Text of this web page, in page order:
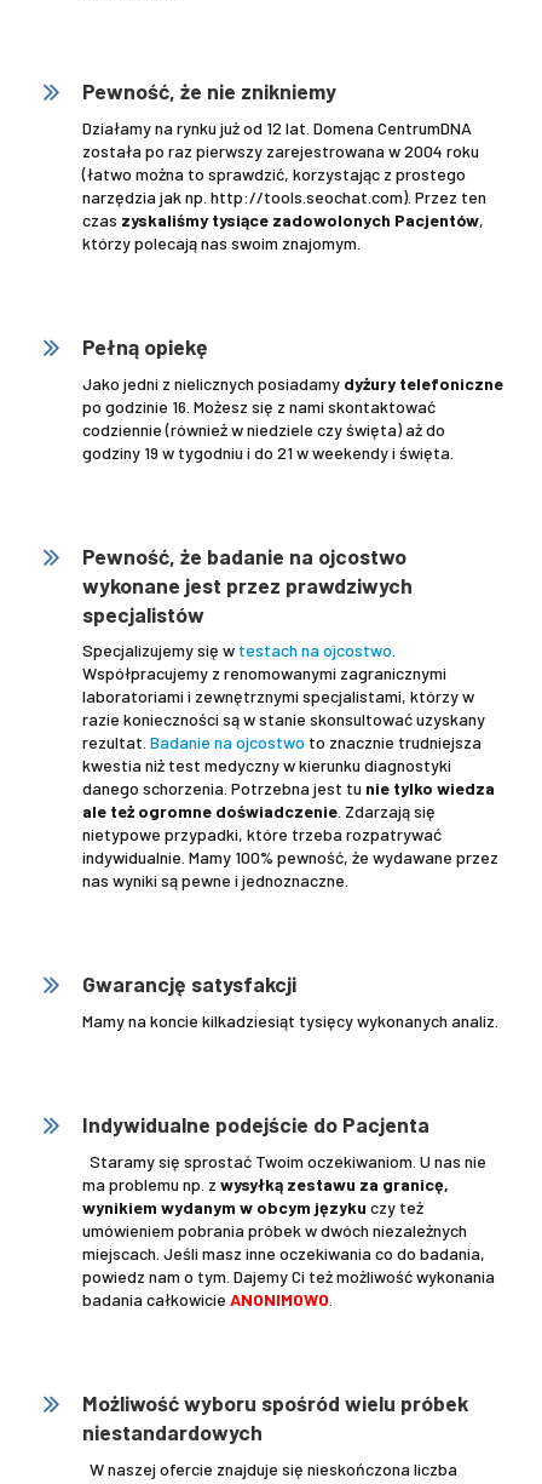
Pewność, że nie znikniemy
Działamy na rynku już od 12 lat. Domena CentrumDNA
została po raz pierwszy zarejestrowana w 2004 roku
(łatwo można to sprawdzić, korzystając z prostego
narzędzia jak np. http://tools.seochat.com). Przez ten
czas zyskaliśmy tysiące zadowolonych Pacjentów,
którzy polecają nas swoim znajomym.
Pełną opiekę
Jako jedni z nielicznych posiadamy dyżury telefoniczne
po godzinie 16. Możesz się z nami skontaktować
codziennie (również w niedziele czy święta) aż do
godziny 19 w tygodniu i do 21 w weekendy i święta.
Pewność, że badanie na ojcostwo
wykonane jest przez prawdziwych
specjalistów
Specjalizujemy się w testach na ojcostwo
Współpracujemy z renomowanymi zagranicznymi
laboratoriami i zewnętrznymi specjalistami, którzy w
razie konieczności są w stanie skonsultować uzyskany
rezultat. Badanie na ojcostwo to znacznie trudniejsza
kwestia niż test medyczny w kierunku diagnostyki
danego schorzenia. Potrzebna jest tu nie tylko wiedza
ale też ogromne doświadczenie . Zdarzają się
nietypowe przypadki, które trzeba rozpatrywać
indywidualnie. Mamy 100% pewność, że wydawane przez
nas wyniki są pewne i jednoznaczne.
Gwarancję satysfakcji
Mamy na koncie kilkadziesiąt tysięcy wykonanych analiz.
Indywidualne podejście do Pacjenta
Staramy się sprostać Twoim oczekiwaniom. U nas nie
ma problemu np. z wysyłką zestawu za granicę,
wynikiem wydanym w obcym języku czy też
umówieniem pobrania próbek w dwóch niezależnych
miejscach. Jeśli masz inne oczekiwania co do badania,
powiedz nam o tym. Dajemy Ci też możliwość wykonania
badania całkowicie ANONIMOWO
Możliwość wyboru spośród wielu próbek
niestandardowych
W naszej ofercie znajduje się nieskończona liczba